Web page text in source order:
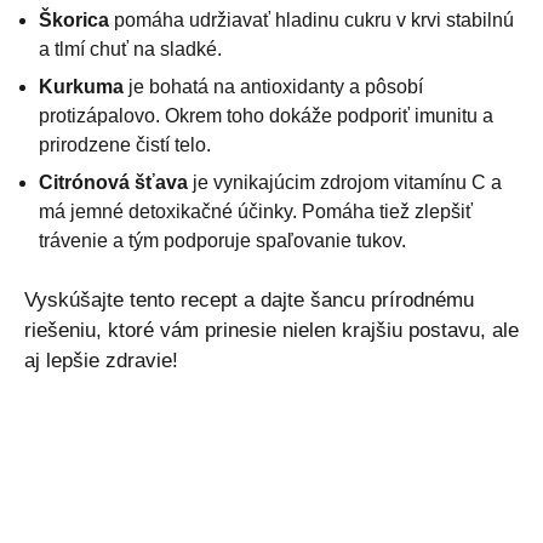
Škorica pomáha udržiavať hladinu cukru v krvi stabilnú
a tlmí chuť na sladké.
Kurkuma je bohatá na antioxidanty a pôsobí
protizápalovo. Okrem toho dokáže podporiť imunitu a
prirodzene čistí telo.
Citrónová šťava je vynikajúcim zdrojom vitamínu C a
má jemné detoxikačné účinky. Pomáha tiež zlepšiť
trávenie a tým podporuje spaľovanie tukov.
Vyskúšajte tento recept a dajte šancu prírodnému
riešeniu, ktoré vám prinesie nielen krajšiu postavu, ale
aj lepšie zdravie!